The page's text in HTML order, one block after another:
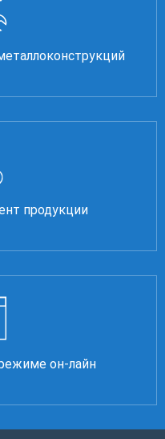
продукции
он-лайн